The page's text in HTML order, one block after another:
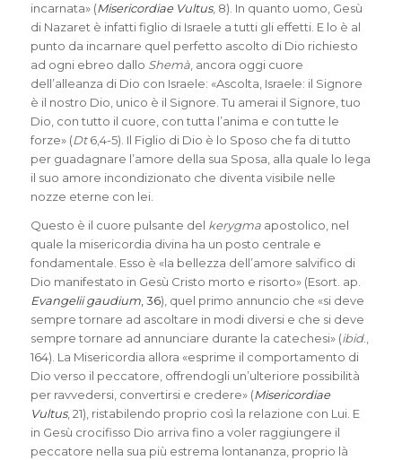
incarnata» (Misericordiae Vultus, 8). In quanto uomo, Gesù
di Nazaret è infatti figlio di Israele a tutti gli effetti. E lo è al
punto da incarnare quel perfetto ascolto di Dio richiesto
ad ogni ebreo dallo Shemà, ancora oggi cuore
dell’alleanza di Dio con Israele: «Ascolta, Israele: il Signore
è il nostro Dio, unico è il Signore. Tu amerai il Signore, tuo
Dio, con tutto il cuore, con tutta l’anima e con tutte le
forze» (Dt6,4-5). Il Figlio di Dio è lo Sposo che fa di tutto
per guadagnare l’amore della sua Sposa, alla quale lo lega
il suo amore incondizionato che diventa visibile nelle
nozze eterne con lei.
Questo è il cuore pulsante del kerygmaapostolico, nel
quale la misericordia divina ha un posto centrale e
fondamentale. Esso è «la bellezza dell’amore salvifico di
Dio manifestato in Gesù Cristo morto e risorto» (Esort. ap.
Evangelii gaudium, 36), quel primo annuncio che «si deve
sempre tornare ad ascoltare in modi diversi e che si deve
sempre tornare ad annunciare durante la catechesi» (ibid.,
164). La Misericordia allora «esprime il comportamento di
Dio verso il peccatore, offrendogli un’ulteriore possibilità
per ravvedersi, convertirsi e credere» (Misericordiae
Vultus, 21), ristabilendo proprio così la relazione con Lui. E
in Gesù crocifisso Dio arriva fino a voler raggiungere il
peccatore nella sua più estrema lontananza, proprio là